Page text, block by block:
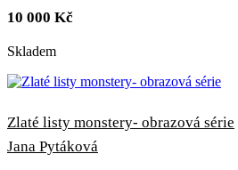
10 000 Kč
Skladem
Zlaté listy monstery- obrazová série
Jana Pytáková